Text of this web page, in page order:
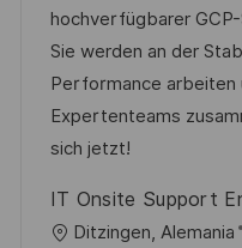
ó
n
e
p
u
b
l
c
p
e
o
o
r
í
a
hochverfügbarer
Sie werden an der
Performance arbeiten
Expertenteams
sich jetzt!
IT Onsite Support
U Ditzingen, Alemania